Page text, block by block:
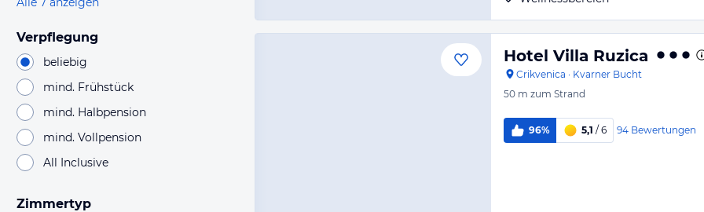
Verpflegung
beliebig
mind. Frühstück
mind. Halbpension
mind. Vollpension
All Inclusive
Zimmertyp
Hotel Villa Ruzica
Crikvenica · Kvarner Bucht
50 m zum Strand
96% 5,1 / 6 94 Bewertungen